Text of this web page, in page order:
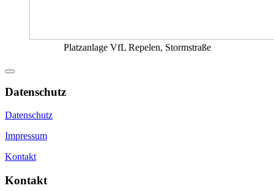
Platzanlage VfL Repelen, Stormstraße
Datenschutz
Datenschutz
Impressum
Kontakt
Kontakt